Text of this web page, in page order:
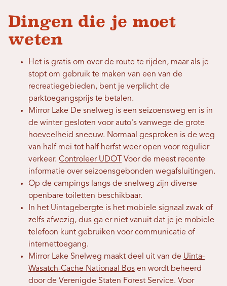
Dingen die je moet
weten
Het is gratis om over de route te rijden, maar als je
stopt om gebruik te maken van een van de
recreatiegebieden, bent je verplicht de
parktoegangsprijs te betalen.
Mirror Lake De snelweg is een seizoensweg en is in
de winter gesloten voor auto's vanwege de grote
hoeveelheid sneeuw. Normaal gesproken is de weg
van half mei tot half herfst weer open voor regulier
verkeer. Controleer UDOT
Voor de meest recente
informatie over seizoensgebonden wegafsluitingen.
Op de campings langs de snelweg zijn diverse
openbare toiletten beschikbaar.
In het Uintagebergte is het mobiele signaal zwak of
zelfs afwezig, dus ga er niet vanuit dat je je mobiele
telefoon kunt gebruiken voor communicatie of
internettoegang.
Mirror Lake Snelweg maakt deel uit van de Uinta-
Wasatch-Cache Nationaal Bos en wordt beheerd
door de Verenigde Staten Forest Service. Voor